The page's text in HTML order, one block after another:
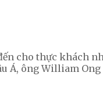
cho thực khách
Á, ông William Ong